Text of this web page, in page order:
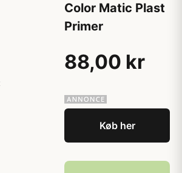
Color Matic Plast
Primer
88,00 kr
Køb her